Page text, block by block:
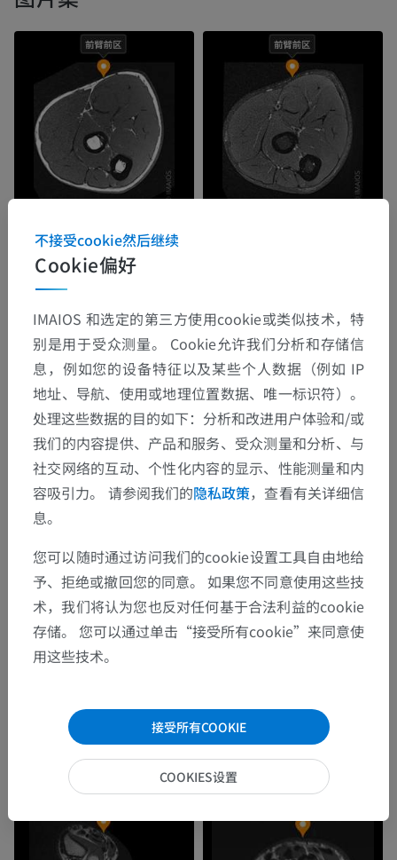
Cookie偏好
不接受cookie然后继续
IMAIOS 和选定的第三方使用cookie或类似技术，特
别是用于受众测量。 Cookie允许我们分析和存储信
息，例如您的设备特征以及某些个人数据（例如 IP
地址、导航、使用或地理位置数据、唯一标识符）。
处理这些数据的目的如下：分析和改进用户体验和/或
我们的内容提供、产品和服务、受众测量和分析、与
社交网络的互动、个性化内容的显示、性能测量和内
容吸引力。 请参阅我们的隐私政策，查看有关详细信
息。
您可以随时通过访问我们的cookie设置工具自由地给
予、拒绝或撤回您的同意。 如果您不同意使用这些技
术，我们将认为您也反对任何基于合法利益的cookie
存储。 您可以通过单击“接受所有cookie”来同意使
用这些技术。
接受所有COOKIE
COOKIES设置